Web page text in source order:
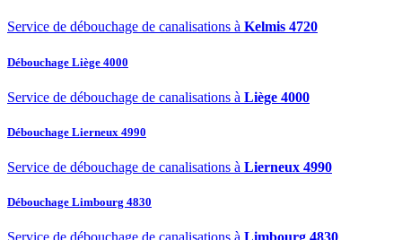
Service de débouchage de canalisations à Kelmis 4720
Débouchage Liège 4000
Service de débouchage de canalisations à Liège 4000
Débouchage Lierneux 4990
Service de débouchage de canalisations à Lierneux 4990
Débouchage Limbourg 4830